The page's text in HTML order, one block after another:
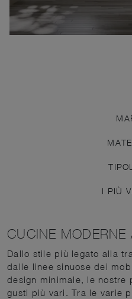
I PIÙ
CUCINE MODERNE
Dallo stile più legato alla
dalle linee sinuose dei
design minimale, le nostre
gusti più vari. Tra le varie